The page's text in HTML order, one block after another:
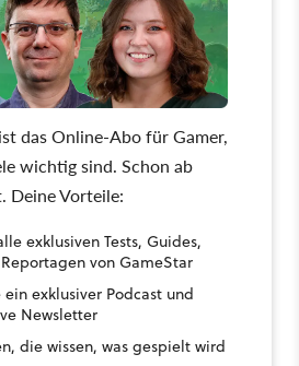
das Online-Abo für Gamer,
wichtig sind. Schon ab
Deine Vorteile:
exklusiven Tests, Guides,
von GameStar
ein exklusiver Podcast und
Newsletter
die wissen, was gespielt wird